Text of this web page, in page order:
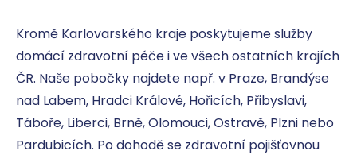
Kromě Karlovarského kraje poskytujeme služby
domácí zdravotní péče i ve všech ostatních krajích
ČR. Naše pobočky najdete např. v Praze, Brandýse
nad Labem, Hradci Králové, Hořicích, Přibyslavi,
Táboře, Liberci, Brně, Olomouci, Ostravě, Plzni nebo
Pardubicích. Po dohodě se zdravotní pojišťovnou